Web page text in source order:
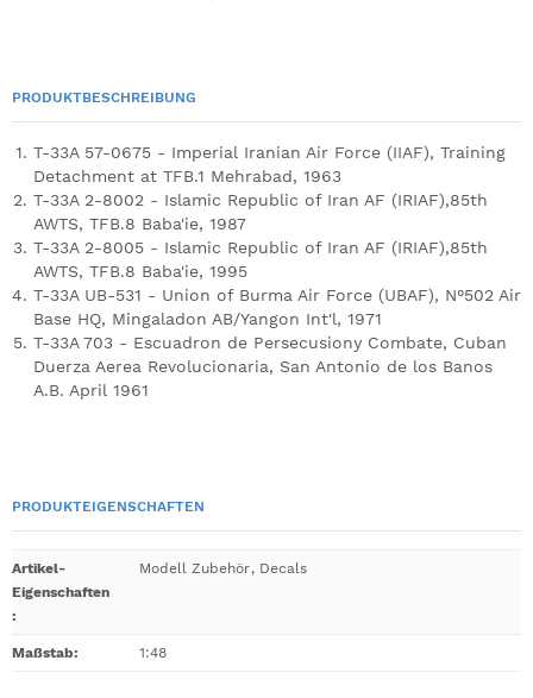
PRODUKTBESCHREIBUNG
T-33A 57-0675 - Imperial Iranian Air Force (IIAF), Training
Detachment at TFB.1 Mehrabad, 1963
T-33A 2-8002 - Islamic Republic of Iran AF (IRIAF),85th
AWTS, TFB.8 Baba'ie, 1987
T-33A 2-8005 - Islamic Republic of Iran AF (IRIAF),85th
AWTS, TFB.8 Baba'ie, 1995
T-33A UB-531 - Union of Burma Air Force (UBAF), N°502 Air
Base HQ, Mingaladon AB/Yangon Int'l, 1971
T-33A 703 - Escuadron de Persecusiony Combate, Cuban
Duerza Aerea Revolucionaria, San Antonio de los Banos
A.B. April 1961
PRODUKTEIGENSCHAFTEN
Artikel-
Eigenschaften
:
Modell Zubehör, Decals
Maßstab: 1:48